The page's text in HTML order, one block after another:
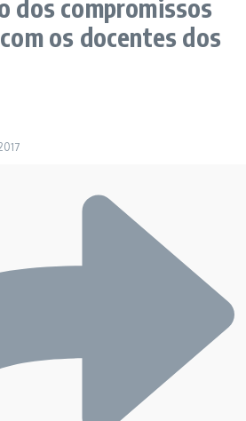
dos compromissos
os docentes dos